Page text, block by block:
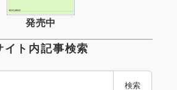
発売中
イト内記事検索
検索